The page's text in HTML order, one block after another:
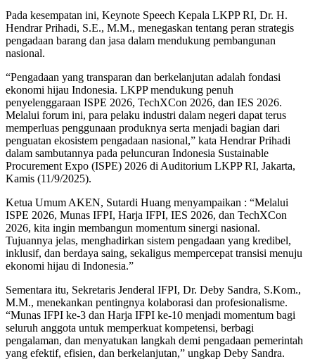
Pada kesempatan ini, Keynote Speech Kepala LKPP RI, Dr. H.
Hendrar Prihadi, S.E., M.M., menegaskan tentang peran strategis
pengadaan barang dan jasa dalam mendukung pembangunan
nasional.
“Pengadaan yang transparan dan berkelanjutan adalah fondasi
ekonomi hijau Indonesia. LKPP mendukung penuh
penyelenggaraan ISPE 2026, TechXCon 2026, dan IES 2026.
Melalui forum ini, para pelaku industri dalam negeri dapat terus
memperluas penggunaan produknya serta menjadi bagian dari
penguatan ekosistem pengadaan nasional,” kata Hendrar Prihadi
dalam sambutannya pada peluncuran Indonesia Sustainable
Procurement Expo (ISPE) 2026 di Auditorium LKPP RI, Jakarta,
Kamis (11/9/2025).
Ketua Umum AKEN, Sutardi Huang menyampaikan : “Melalui
ISPE 2026, Munas IFPI, Harja IFPI, IES 2026, dan TechXCon
2026, kita ingin membangun momentum sinergi nasional.
Tujuannya jelas, menghadirkan sistem pengadaan yang kredibel,
inklusif, dan berdaya saing, sekaligus mempercepat transisi menuju
ekonomi hijau di Indonesia.”
Sementara itu, Sekretaris Jenderal IFPI, Dr. Deby Sandra, S.Kom.,
M.M., menekankan pentingnya kolaborasi dan profesionalisme.
“Munas IFPI ke-3 dan Harja IFPI ke-10 menjadi momentum bagi
seluruh anggota untuk memperkuat kompetensi, berbagi
pengalaman, dan menyatukan langkah demi pengadaan pemerintah
yang efektif, efisien, dan berkelanjutan,” ungkap Deby Sandra.